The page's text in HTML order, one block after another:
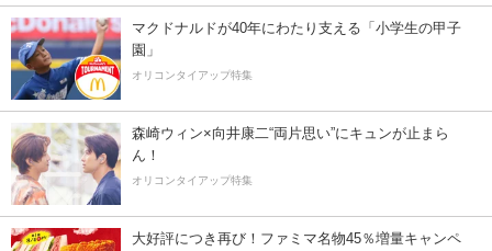
マクドナルドが40年にわたり支える「小学生の甲子
園」
オリコンタイアップ特集
森崎ウィン×向井康二“両片思い”にキュンが止まら
ん！
オリコンタイアップ特集
大好評につき再び！ファミマ名物45％増量キャンペ